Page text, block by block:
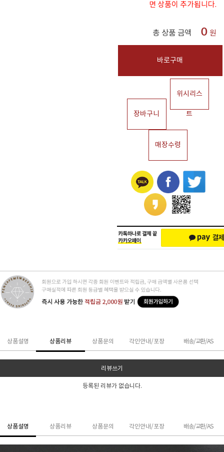
면 상품이 추가됩니다.
총 상품 금액 0 원
바로구매
장바구니
위시리스
트
매장수령
상품설명 상품리뷰 상품문의 각인안내/포장 배송/교환/AS
리뷰쓰기
등록된 리뷰가 없습니다.
상품설명 상품리뷰 상품문의 각인안내/포장 배송/교환/AS